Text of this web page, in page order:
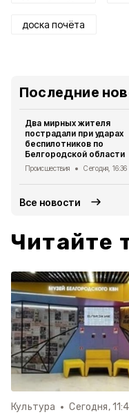
доска почёта
Последние
Два мирных жителя
пострадали при ударах
беспилотников по
Белгородской области
Происшествия Сегодня, 16:36
Все новости
Читайте
Культура Сегодня,